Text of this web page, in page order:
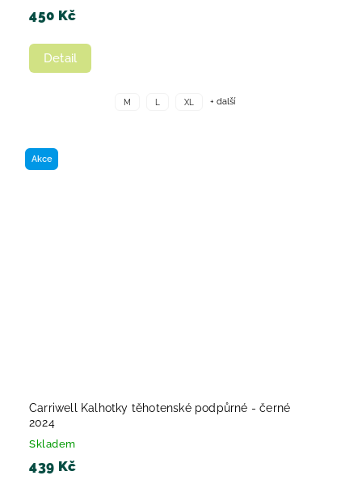
450 Kč
Detail
M XL + další
Akce
Carriwell Kalhotky těhotenské podpůrné - černé
2024
Skladem
439 Kč